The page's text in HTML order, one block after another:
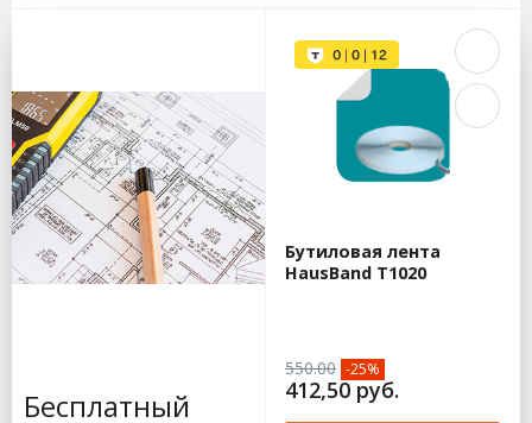
Бесплатный
Бутиловая лента
HausBand T1020
550.00 -25%
412,50 руб.